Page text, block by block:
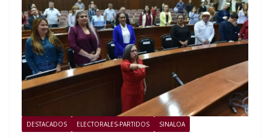
DESTACADOS ELECTORALES-PARTIDOS SINALOA